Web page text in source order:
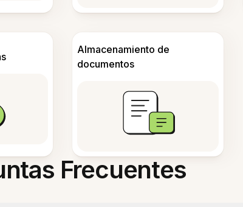
Almacenamiento de
documentos
Frecuentes